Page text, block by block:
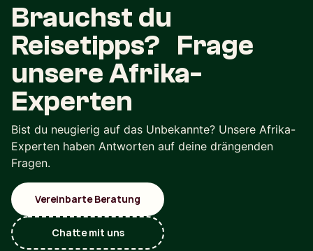
Brauchst du
Reisetipps? Frage
unsere Afrika-
Experten
Bist du neugierig auf das Unbekannte? Unsere Afrika-
Experten haben Antworten auf deine drängenden
Fragen.
Vereinbarte Beratung
Chatte mit uns